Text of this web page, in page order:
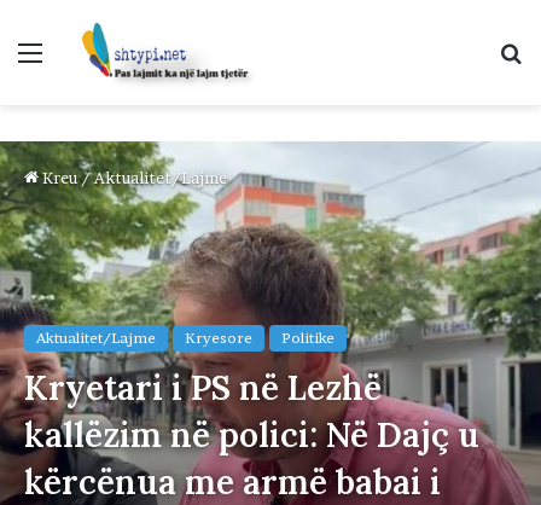
Menu
Kreu /Aktualitet/Lajme
Aktualitet/Lajme Kryesore Politike
Kryetari i PS në Lezhë
kallëzim në polici: Në Dajç u
kërcënua me armë babai i